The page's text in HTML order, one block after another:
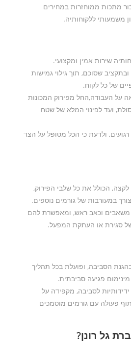
מתכות ממוחזרות במחירים
משמעותי ללקוחותיה.
שירות אמין ומקצועי.
שסוכם, תוך גילוי גמישות
של כל לקוח.
על העבודה,החל מפירוק המכונות
ועד לפינוי המלא של שטח
רגועים, ולדעת כי הכל מטופל על הצד
הכולל את כל שלבי הפירוק,
במעורבות של גורמים נוספים.
משאבים וכאב ראש, ומאפשרת להם
סגירת או העתקת המפעל.
הסביבה, ופועלת בכל תהליך
פגיעה סביבתית.
לסביבה, מקפידה על
פעולה עם גורמים מוסמכים
גל רונן?